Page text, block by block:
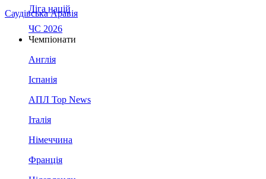
Саудівська Аравія
Ліга націй
ЧС 2026
Чемпіонати
Англія
Іспанія
АПЛ Top News
Італія
Німеччина
Франція